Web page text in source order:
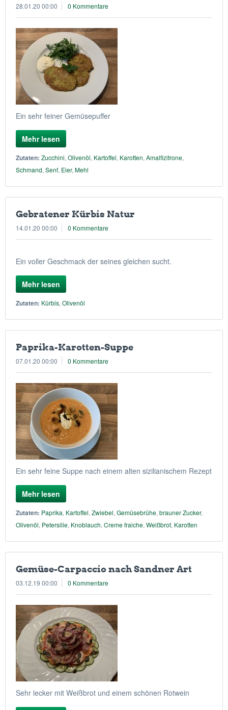
28.01.20 00:00 0 Kommentare
Ein sehr feiner Gemüsepuffer
Mehr lesen
Zutaten: Zucchini, Olivenöl, Kartoffel, Karotten, Amalfizitrone,
Schmand, Senf, Eier, Mehl
Gebratener Kürbis Natur
14.01.20 00:00 0 Kommentare
Ein voller Geschmack der seines gleichen sucht.
Mehr lesen
Zutaten: Kürbis, Olivenöl
Paprika-Karotten-Suppe
07.01.20 00:00 0 Kommentare
Ein sehr feine Suppe nach einem alten sizilianischem Rezept
Mehr lesen
Zutaten: Paprika, Kartoffel, Zwiebel, Gemüsebrühe, brauner Zucker,
Olivenöl, Petersilie, Knoblauch, Creme fraiche, Weißbrot, Karotten
Gemüse-Carpaccio nach Sandner Art
03.12.19 00:00 0 Kommentare
Sehr lecker mit Weißbrot und einem schönen Rotwein